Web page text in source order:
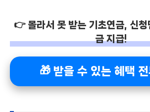
👉 몰라서 못 받는 기초연금, 신청
금 지급!
🎁 받을 수 있는 혜택 전